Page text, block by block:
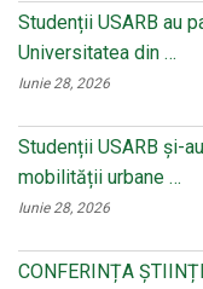
Studenții USARB au
Universitatea din …
Iunie 28, 2026
Studenții USARB și-
mobilității urbane …
Iunie 28, 2026
CONFERINȚA